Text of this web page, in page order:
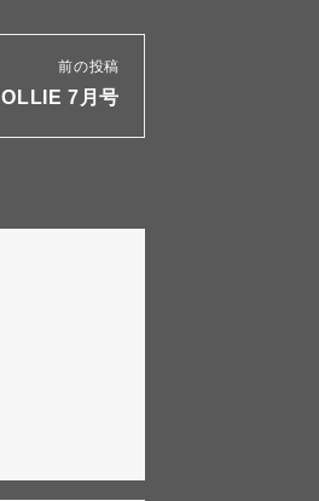
前の投稿
OLLIE 7月号